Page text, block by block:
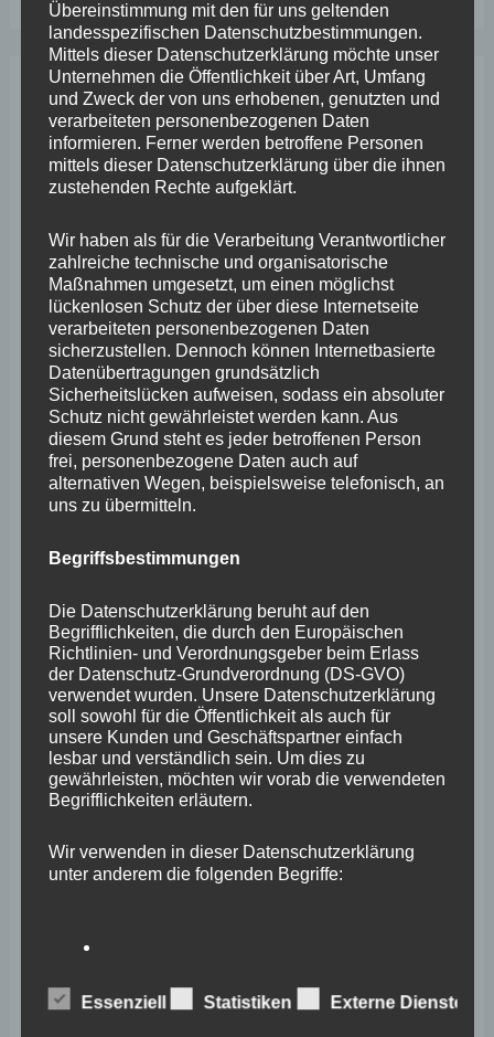
Archiv
April 2026
Februar 2026
Januar 2026
Dezember 2025
November 2025
Oktober 2025
September 2025
August 2025
Juni 2025
Mai 2025
April 2025
März 2025
Februar 2025
Januar 2025
Dezember 2024
November 2024
Juli 2024
Übereinstimmung mit den für uns geltenden
landesspezifischen Datenschutzbestimmungen.
Mittels dieser Datenschutzerklärung möchte unser
Unternehmen die Öffentlichkeit über Art, Umfang
und Zweck der von uns erhobenen, genutzten und
verarbeiteten personenbezogenen Daten
informieren. Ferner werden betroffene Personen
mittels dieser Datenschutzerklärung über die ihnen
zustehenden Rechte aufgeklärt.
Wir haben als für die Verarbeitung Verantwortlicher
zahlreiche technische und organisatorische
Maßnahmen umgesetzt, um einen möglichst
lückenlosen Schutz der über diese Internetseite
verarbeiteten personenbezogenen Daten
sicherzustellen. Dennoch können Internetbasierte
Datenübertragungen grundsätzlich
Sicherheitslücken aufweisen, sodass ein absoluter
Schutz nicht gewährleistet werden kann. Aus
diesem Grund steht es jeder betroffenen Person
frei, personenbezogene Daten auch auf
alternativen Wegen, beispielsweise telefonisch, an
uns zu übermitteln.
Begriffsbestimmungen
Die Datenschutzerklärung beruht auf den
Begrifflichkeiten, die durch den Europäischen
Richtlinien- und Verordnungsgeber beim Erlass
der Datenschutz-Grundverordnung (DS-GVO)
verwendet wurden. Unsere Datenschutzerklärung
soll sowohl für die Öffentlichkeit als auch für
unsere Kunden und Geschäftspartner einfach
lesbar und verständlich sein. Um dies zu
gewährleisten, möchten wir vorab die verwendeten
Begrifflichkeiten erläutern.
Wir verwenden in dieser Datenschutzerklärung
unter anderem die folgenden Begriffe:
Essenziell Statistiken Externe Dienste